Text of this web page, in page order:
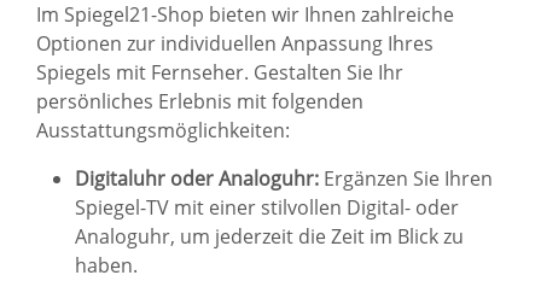
Im Spiegel21-Shop bieten wir Ihnen zahlreiche
Optionen zur individuellen Anpassung Ihres
Spiegels mit Fernseher. Gestalten Sie Ihr
persönliches Erlebnis mit folgenden
Ausstattungsmöglichkeiten:
Digitaluhr oder Analoguhr: Ergänzen Sie Ihren
Spiegel-TV mit einer stilvollen Digital- oder
Analoguhr, um jederzeit die Zeit im Blick zu
haben.